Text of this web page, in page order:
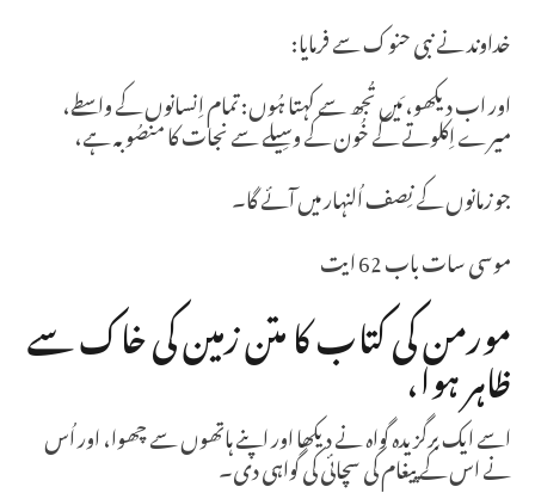
خداوند نے نبی حنوک سے فرمایا:
اور اب دیکھو، مَیں تُجھ سے کہتا ہُوں: تمام اِنسانوں کے واسطے،
میرے اِکلوتے کے خُون کے وسِیلے سے نجات کا منصُوبہ ہے،
جو زمانوں کے نِصف اُلنہار میں آئے گا۔
موسی سات باب 62 ایت
مورمن کی کتاب کا متن زمین کی خاک سے
ظاہر ہوا،
اسے ایک برگزیدہ گواہ نے دیکھا اور اپنے ہاتھوں سے چھوا، اور اُس
نے اس کے پیغام کی سچائی کی گواہی دی۔